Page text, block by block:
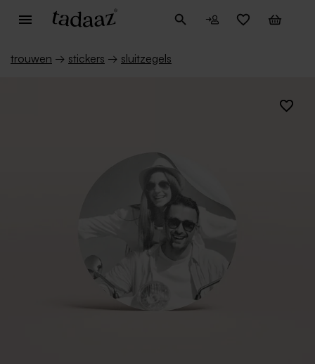
trouwen → stickers → sluitzegels